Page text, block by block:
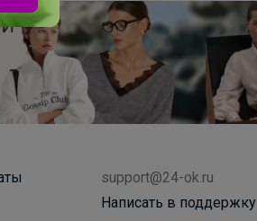
support@24-ok.ru
Написать в поддержку